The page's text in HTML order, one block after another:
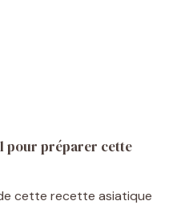
pour préparer cette
cette recette asiatique